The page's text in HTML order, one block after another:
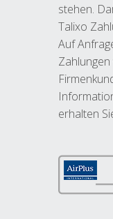
stehen.
Talixo
Auf
erhalten